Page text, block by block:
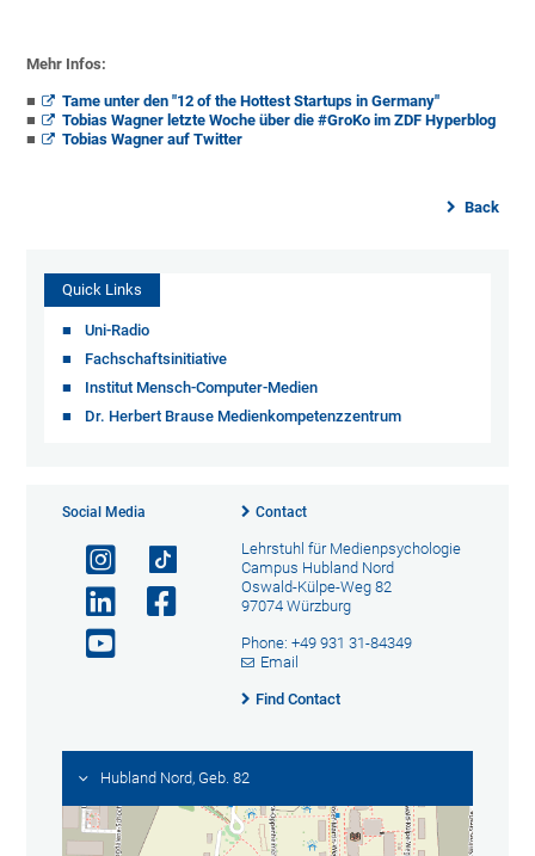
Mehr Infos:
Tame unter den "12 of the Hottest Startups in Germany"
Tobias Wagner letzte Woche über die #GroKo im ZDF Hyperblog
Tobias Wagner auf Twitter
Back
Quick Links
Uni-Radio
Fachschaftsinitiative
Institut Mensch-Computer-Medien
Dr. Herbert Brause Medienkompetenzzentrum
Social Media Contact
Lehrstuhl für Medienpsychologie
Campus Hubland Nord
Oswald-Külpe-Weg 82
97074 Würzburg
Phone: +49 931 31-84349
Email
Find Contact
Hubland Nord, Geb. 82